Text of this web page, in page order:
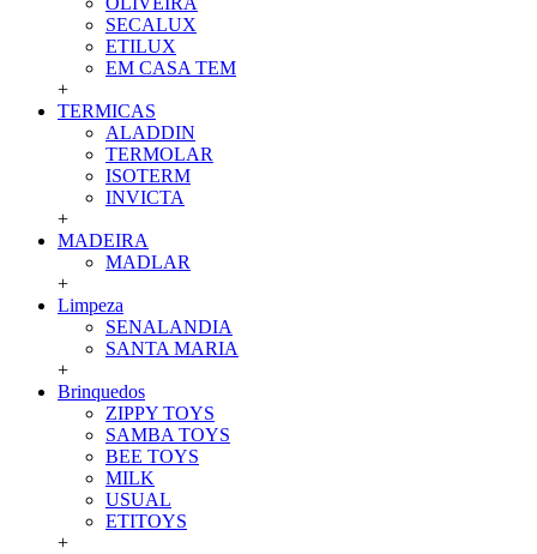
SECALUX
ETILUX
EM CASA TEM
+
TERMICAS
ALADDIN
TERMOLAR
ISOTERM
INVICTA
+
MADEIRA
MADLAR
+
Limpeza
SENALANDIA
SANTA MARIA
+
Brinquedos
ZIPPY TOYS
SAMBA TOYS
BEE TOYS
MILK
USUAL
ETITOYS
+